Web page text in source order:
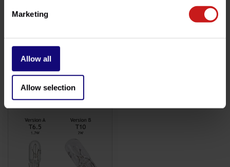
Marketing
Allow all
Allow selection
Ampoules Clignotant
€0,90